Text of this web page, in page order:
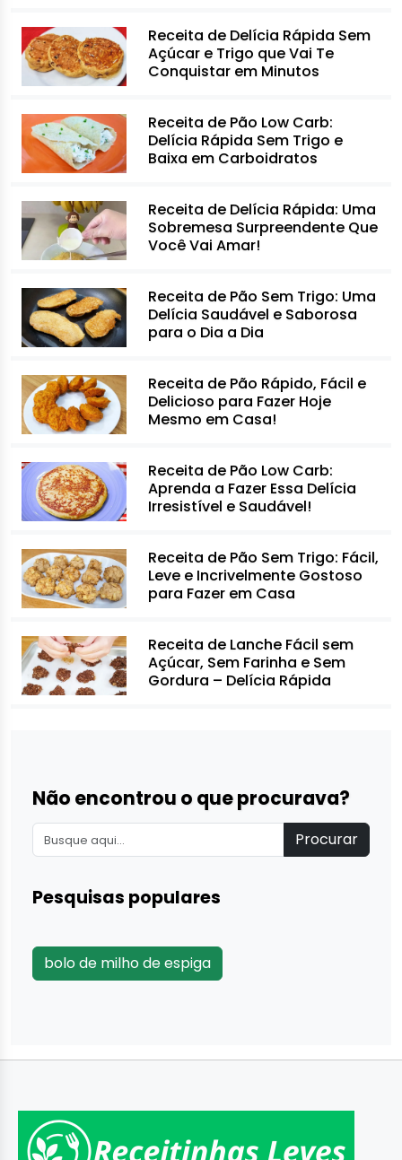
Receita de Delícia Rápida Sem
Açúcar e Trigo que Vai Te
Conquistar em Minutos
Receita de Pão Low Carb:
Delícia Rápida Sem Trigo e
Baixa em Carboidratos
Receita de Delícia Rápida: Uma
Sobremesa Surpreendente Que
Você Vai Amar!
Receita de Pão Sem Trigo: Uma
Delícia Saudável e Saborosa
para o Dia a Dia
Receita de Pão Rápido, Fácil e
Delicioso para Fazer Hoje
Mesmo em Casa!
Receita de Pão Low Carb:
Aprenda a Fazer Essa Delícia
Irresistível e Saudável!
Receita de Pão Sem Trigo: Fácil,
Leve e Incrivelmente Gostoso
para Fazer em Casa
Receita de Lanche Fácil sem
Açúcar, Sem Farinha e Sem
Gordura – Delícia Rápida
Não encontrou o que procurava?
Procurar
Pesquisas populares
bolo de milho de espiga